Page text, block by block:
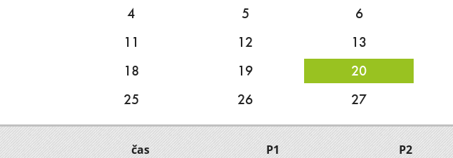
4
5 6
11
12 13
18
19 20
25
26 27
čas P1 P2